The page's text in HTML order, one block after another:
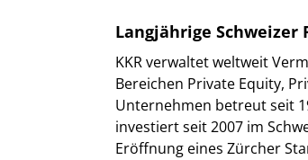
Langjährige Schweizer
KKR verwaltet weltweit
Bereichen Private Equity,
Unternehmen betreut seit
investiert seit 2007 im
Eröffnung eines Zürcher